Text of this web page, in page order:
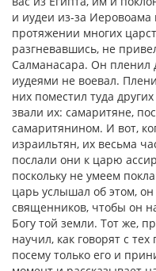
и иудеи из-за Иеровоама
протяжении многих
разгневавшись, не
Салманacapa. Он пленил
иудеями не воевал.
них поместил туда
звали их: самаритяне,
самаритянином. И вот,
израильтян, их весьма
послали они к царю
поскольку не умеем
царь услышал об этом,
священников, чтобы он
Богу той земли. Тот же,
научил, как говорят с
посему только его и